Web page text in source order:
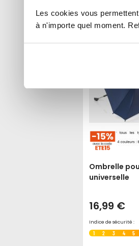
Les cookies vous
à n'importe quel moment.
Ajouter
Ombrelle
universelle
16,99 €
Indice de sécurité :
1 2 3 4 5